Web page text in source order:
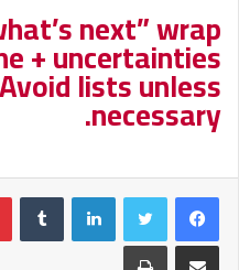
next” wrap
+ uncertainties
lists unless
necessary.
فيسبوكتويتر لينكدإن
مشاركة عبر البريد طباعة